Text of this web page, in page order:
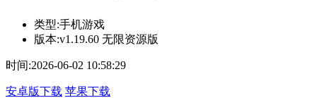
类型:手机游戏
版本:v1.19.60 无限资源版
时间:2026-06-02 10:58:29
安卓版下载 苹果下载